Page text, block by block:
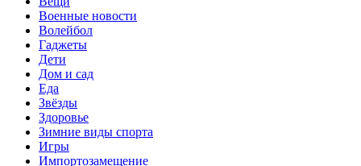
Военные новости
Волейбол
Гаджеты
Дети
Дом и сад
Еда
Звёзды
Здоровье
Зимние виды спорта
Игры
Импортозамещение